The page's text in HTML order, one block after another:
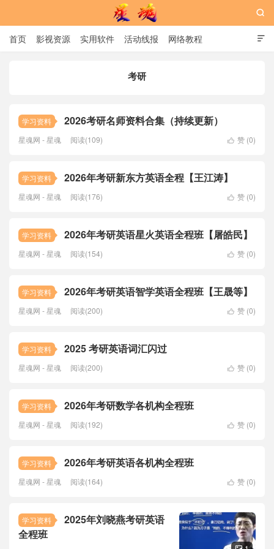

首页 影视资源 实用软件 活动线报 网络教程

考研
学习资料 2026考研名师资料合集（持续更新）
 赞 (0)
星魂网 - 星魂 阅读(109)
学习资料 2026年考研新东方英语全程【王江涛】
 赞 (0)
星魂网 - 星魂 阅读(176)
学习资料 2026年考研英语星火英语全程班【屠皓民】
 赞 (0)
星魂网 - 星魂 阅读(154)
学习资料 2026年考研英语智学英语全程班【王晟等】
 赞 (0)
星魂网 - 星魂 阅读(200)
学习资料 2025 考研英语词汇闪过
 赞 (0)
星魂网 - 星魂 阅读(200)
学习资料 2026年考研数学各机构全程班
 赞 (0)
星魂网 - 星魂 阅读(192)
学习资料 2026年考研英语各机构全程班
 赞 (0)
星魂网 - 星魂 阅读(164)
学习资料
2025年刘晓燕考研英语
全程班